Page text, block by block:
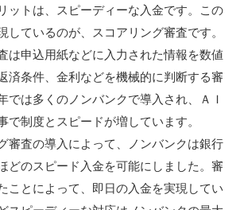
ットは、スピーディーな入金です。この
しているのが、スコアリング審査です。
は申込用紙などに入力された情報を数値
済条件、金利などを機械的に判断する審
では多くのノンバンクで導入され、ＡＩ
で制度とスピードが増しています。
審査の導入によって、ノンバンクは銀行
どのスピード入金を可能にしました。審
ことによって、即日の入金を実現してい